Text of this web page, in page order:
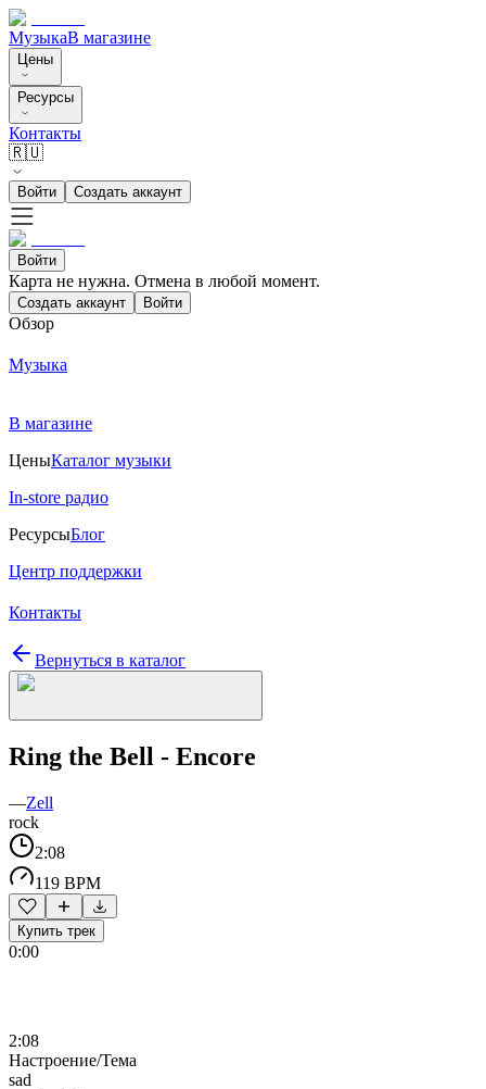
МузыкаВ магазине
Цены
Ресурсы
Контакты
🇷🇺
Войти Создать аккаунт
Войти
Карта не нужна. Отмена в любой момент.
Создать аккаунт Войти
Обзор
Музыка
В магазине
ЦеныКаталог музыки
In-store радио
РесурсыБлог
Центр поддержки
Контакты
Вернуться в каталог
Ring the Bell - Encore
—Zell
rock
2:08
119 BPM
Купить трек
0:00
2:08
Настроение/Тема
sad